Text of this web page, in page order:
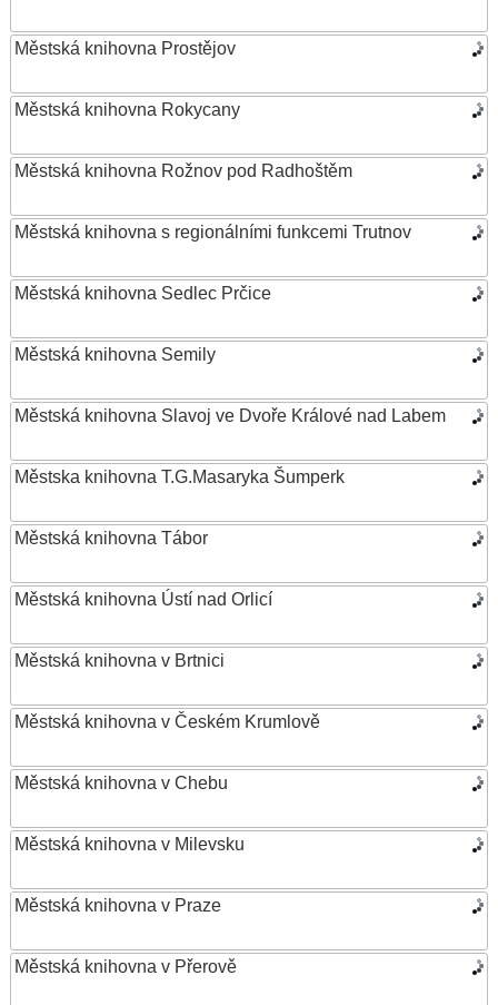
Městská knihovna Prostějov
Městská knihovna Rokycany
Městská knihovna Rožnov pod Radhoštěm
Městská knihovna s regionálními funkcemi Trutnov
Městská knihovna Sedlec Prčice
Městská knihovna Semily
Městská knihovna Slavoj ve Dvoře Králové nad Labem
Městska knihovna T.G.Masaryka Šumperk
Městská knihovna Tábor
Městská knihovna Ústí nad Orlicí
Městská knihovna v Brtnici
Městská knihovna v Českém Krumlově
Městská knihovna v Chebu
Městská knihovna v Milevsku
Městská knihovna v Praze
Městská knihovna v Přerově